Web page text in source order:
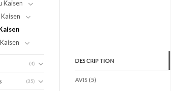
Kaisen
(4)
(35)
DESCRIPTION
AVIS (5)